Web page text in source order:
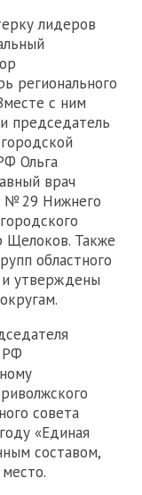
лидеров
регионального
с ним
председатель
Ольга
врач
№ 29 Нижнего
Щелоков. Также
областного
и утверждены
РФ
совета
«Единая
составом,